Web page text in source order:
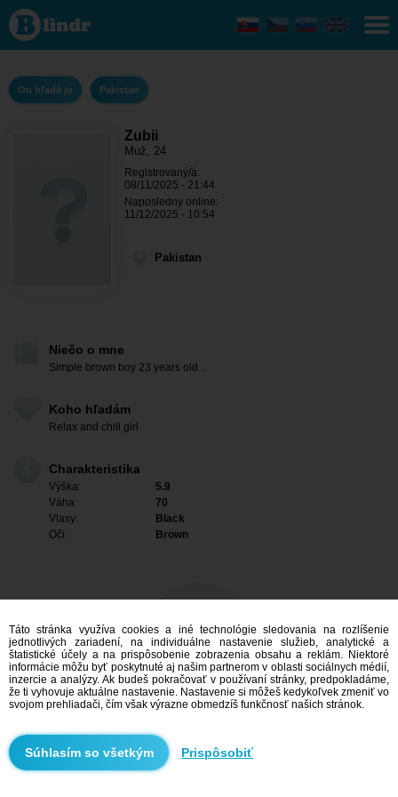
Zubii -
On
hľadá ju
Pakistan
On hľadá ju Pakistan
Zubii
Muž, 24
Registrovaný/á:
08/11/2025 - 21:44
Naposledny online:
11/12/2025 - 10:54
Pakistan
Niečo o mne
Simple brown boy 23 years old ..
Koho hľadám
Relax and chill girl
Charakteristika
Výška:
5.9
Váha:
70
Vlasy:
Black
Oči:
Brown
Mám záujem
Vyhľadávanie
Táto stránka využíva cookies a iné technológie sledovania na rozlíšenie
jednotlivých zariadení, na individuálne nastavenie služieb, analytické a
štatistické účely a na prispôsobenie zobrazenia obsahu a reklám. Niektoré
informácie môžu byť poskytnuté aj našim partnerom v oblasti sociálnych médií,
inzercie a analýzy. Ak budeš pokračovať v používaní stránky, predpokladáme,
že ti vyhovuje aktuálne nastavenie. Nastavenie si môžeš kedykoľvek zmeniť vo
svojom prehliadači, čím však výrazne obmedzíš funkčnosť našich stránok.
Prispôsobiť